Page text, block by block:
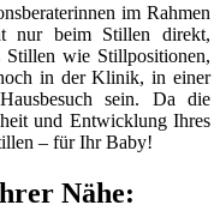
im Rahmen
nur beim Stillen direkt,
Stillen wie Stillpositionen,
in der Klinik, in einer
sein. Da die
und Entwicklung Ihres
– für Ihr Baby!
Nähe: